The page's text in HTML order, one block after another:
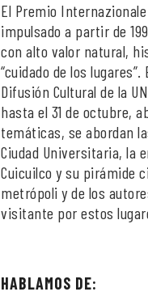
El Premio
impulsado a partir de
con alto valor natural,
“cuidado de los
Difusión Cultural de la
hasta el 31 de octubre,
temáticas, se abordan
Ciudad Universitaria, la
Cuicuilco y su pirámide
metrópoli y de los
visitante por estos
HABLAMOS DE: